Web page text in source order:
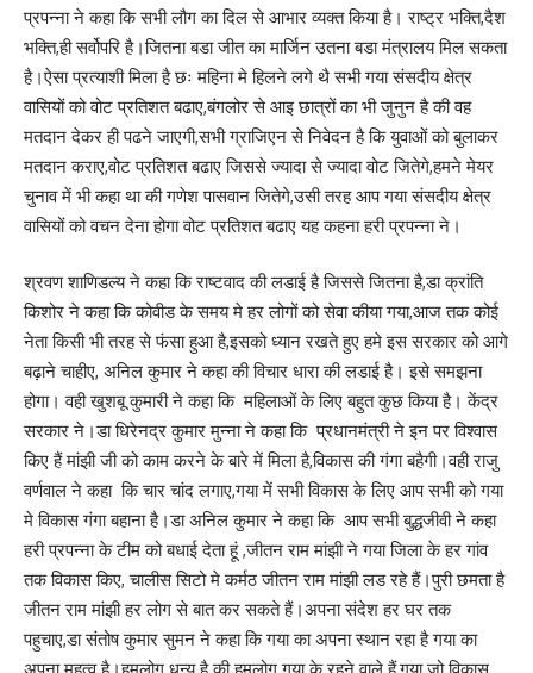
प्रपन्ना ने कहा कि सभी लौग का दिल से आभार व्यक्त किया है। राष्ट्र भक्ति,दैश
भक्ति,ही सर्वोपरि है।जितना बडा जीत का मार्जिन उतना बडा मंत्रालय मिल सकता
है।ऐसा प्रत्याशी मिला है छः महिना मे हिलने लगे थै सभी गया संसदीय क्षेत्र
वासियों को वोट प्रतिशत बढाए,बंगलोर से आइ छात्रों का भी जुनुन है की वह
मतदान देकर ही पढने जाएगी,सभी ग्राजिएन से निवेदन है कि युवाओं को बुलाकर
मतदान कराए,वोट प्रतिशत बढाए जिससे ज्यादा से ज्यादा वोट जितेगे,हमने मेयर
चुनाव में भी कहा था की गणेश पासवान जितेगे,उसी तरह आप गया संसदीय क्षेत्र
वासियों को वचन देना होगा वोट प्रतिशत बढाए यह कहना हरी प्रपन्ना ने।
श्रवण शाणिडल्य ने कहा कि राष्टवाद की लडाई है जिससे जितना है,डा क्रांति
किशोर ने कहा कि कोवीड के समय मे हर लोगों को सेवा कीया गया,आज तक कोई
नेता किसी भी तरह से फंसा हुआ है,इसको ध्यान रखते हुए हमे इस सरकार को आगे
बढ़ाने चाहीए, अनिल कुमार ने कहा की विचार धारा की लडाई है। इसे समझना
होगा। वही खुशबू कुमारी ने कहा कि महिलाओं के लिए बहुत कुछ किया है। केंद्र
सरकार ने।डा धिरेनद्र कुमार मुन्ना ने कहा कि प्रधानमंत्री ने इन पर विश्वास
किए हैं मांझी जी को काम करने के बारे में मिला है,विकास की गंगा बहैगी।वही राजु
वर्णवाल ने कहा कि चार चांद लगाए,गया में सभी विकास के लिए आप सभी को गया
मे विकास गंगा बहाना है।डा अनिल कुमार ने कहा कि आप सभी बुद्धजीवी ने कहा
हरी प्रपन्ना के टीम को बधाई देता हूं ,जीतन राम मांझी ने गया जिला के हर गांव
तक विकास किए, चालीस सिटो मे कर्मठ जीतन राम मांझी लड रहे हैं।पुरी छमता है
जीतन राम मांझी हर लोग से बात कर सकते हैं।अपना संदेश हर घर तक
पहुचाए,डा संतोष कुमार सुमन ने कहा कि गया का अपना स्थान रहा है गया का